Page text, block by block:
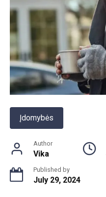
Įdomybės
Author
Vika
Published by
July 29, 2024